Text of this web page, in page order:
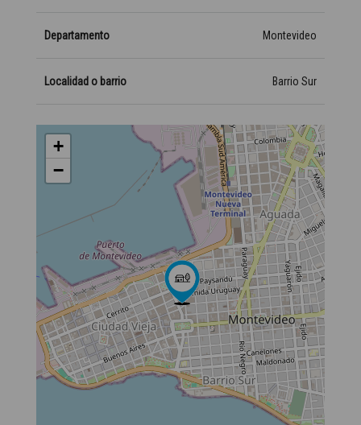
Departamento Montevideo
Localidad o barrio Barrio Sur
+
−